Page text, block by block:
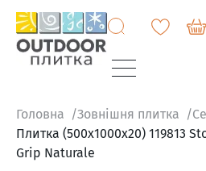
Головна
Зовнішня плитка
Плитка (500x1000x20) 119813
Grip Naturale